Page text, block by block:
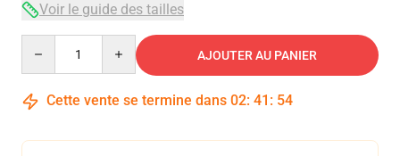
Voir le guide des tailles
AJOUTER AU PANIER
Cette vente se termine dans 02: 41 : 54